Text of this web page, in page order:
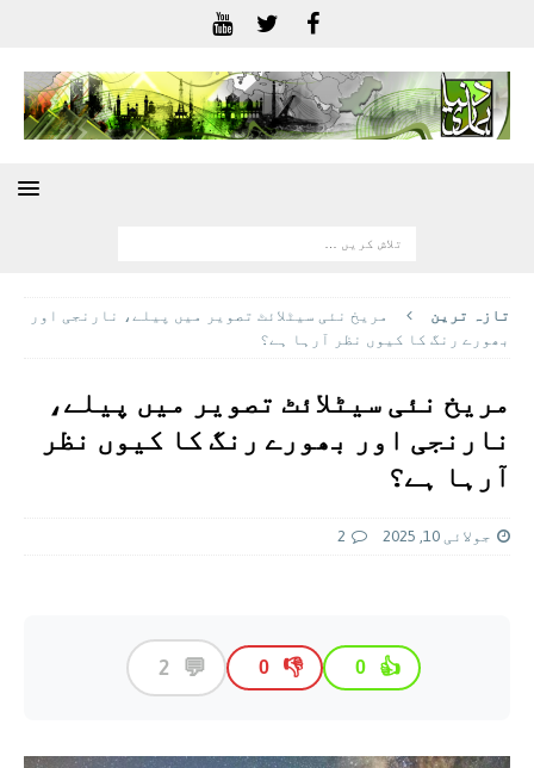
تازہ ترين
مریخ نئی سیٹلائٹ تصویر میں پیلے، نارنجی اور
بھورے رنگ کا کیوں نظر آرہا ہے؟
مریخ نئی سیٹلائٹ تصویر میں پیلے،
نارنجی اور بھورے رنگ کا کیوں نظر
آرہا ہے؟
جولائی 10, 2025 2
👍
0
👎
0
💬
2